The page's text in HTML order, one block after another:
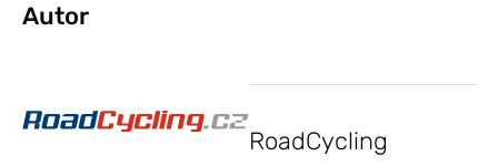
Autor
RoadCycling